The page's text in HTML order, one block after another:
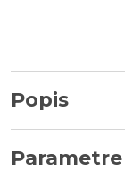
Popis
Parametre